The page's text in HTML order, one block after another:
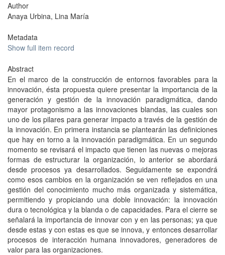
Author
Anaya Urbina, Lina María
Metadata
Show full item record
Abstract
En el marco de la construcción de entornos favorables para la
innovación, ésta propuesta quiere presentar la importancia de la
generación y gestión de la innovación paradigmática, dando
mayor protagonismo a las innovaciones blandas, las cuales son
uno de los pilares para generar impacto a través de la gestión de
la innovación. En primera instancia se plantearán las definiciones
que hay en torno a la innovación paradigmática. En un segundo
momento se revisará el impacto que tienen las nuevas o mejoras
formas de estructurar la organización, lo anterior se abordará
desde procesos ya desarrollados. Seguidamente se expondrá
como esos cambios en la organización se ven reflejados en una
gestión del conocimiento mucho más organizada y sistemática,
permitiendo y propiciando una doble innovación: la innovación
dura o tecnológica y la blanda o de capacidades. Para el cierre se
señalará la importancia de innovar con y en las personas; ya que
desde estas y con estas es que se innova, y entonces desarrollar
procesos de interacción humana innovadores, generadores de
valor para las organizaciones.